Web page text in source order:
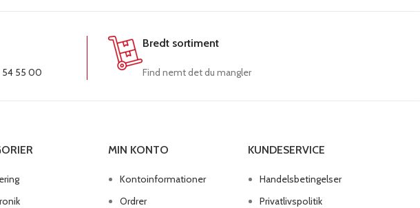
54 55 00
Bredt sortiment
Find nemt det du mangler
MIN KONTO
Kontoinformationer
Ordrer
KUNDESERVICE
Handelsbetingelser
Privatlivspolitik